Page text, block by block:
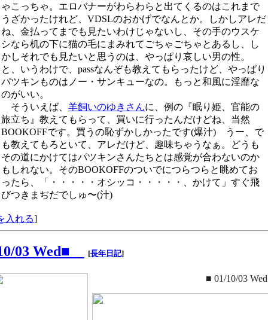
ゃこっちゃ。エロバナーがわらわらと出てくるのはこれまで
うざかったけれど、VDSLのおかげでなんとか。しかしアレだ
ね、金払ってまでも見たいわけじゃないし、その手のウスケ
シなら机の下に猫の毛にまみれてごちゃごちゃとあるし、し
かしそれでも見たいと思うのは、やっぱり哀しい男の性。
と、いうわけで、passなんぞも教えてもらったけど、やっぱり
パツキンものはノー・サンキューなの。もっと和風に淫靡な
のがいい。
そういえば、 羊飼いのゆきさんに、例の『眠り姫、官能の
旅立ち』教えてもらって、買いに行ったんだけどね、当然
BOOKOFFです。買うの恥ずかしかったです(爆汁) うー、で
も教えてもろといて、アレだけど、趣味ちゃうなぁ。どうも
その道にかけてはパツキンさんたちとは感覚が合わないのか
もしれない。そのBOOKOFFのついでにつらつらと眺めてお
ったら、「・・・・・オシッコ・・・・・、かけて」すぐ飛
びつきまぢだでしゅ〜(汁)
入れる]
03 Wed■ [長年日記]
■ 01/10/03